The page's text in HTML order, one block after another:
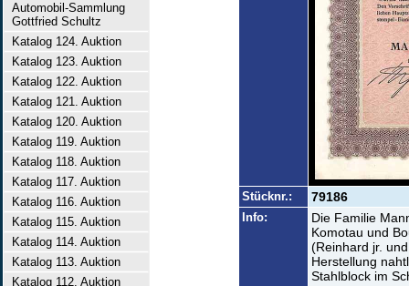
Automobil-Sammlung
Gottfried Schultz
Katalog 124. Auktion
Katalog 123. Auktion
Katalog 122. Auktion
Katalog 121. Auktion
Katalog 120. Auktion
Katalog 119. Auktion
Katalog 118. Auktion
Katalog 117. Auktion
Katalog 116. Auktion
Katalog 115. Auktion
Katalog 114. Auktion
Katalog 113. Auktion
Katalog 112. Auktion
Stücknr.: 79186
Info:
Die Familie
Komotau und
(Reinhard jr.
Herstellung
Stahlblock im